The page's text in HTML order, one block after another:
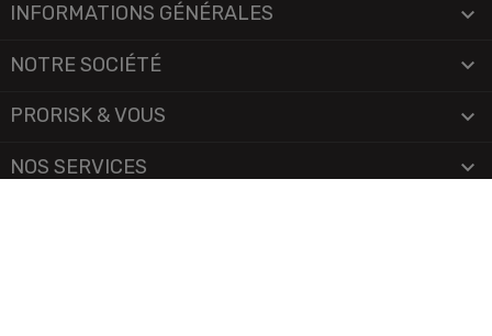
INFORMATIONS GÉNÉRALES 
NOTRE SOCIÉTÉ 
PRORISK & VOUS 
NOS SERVICES 